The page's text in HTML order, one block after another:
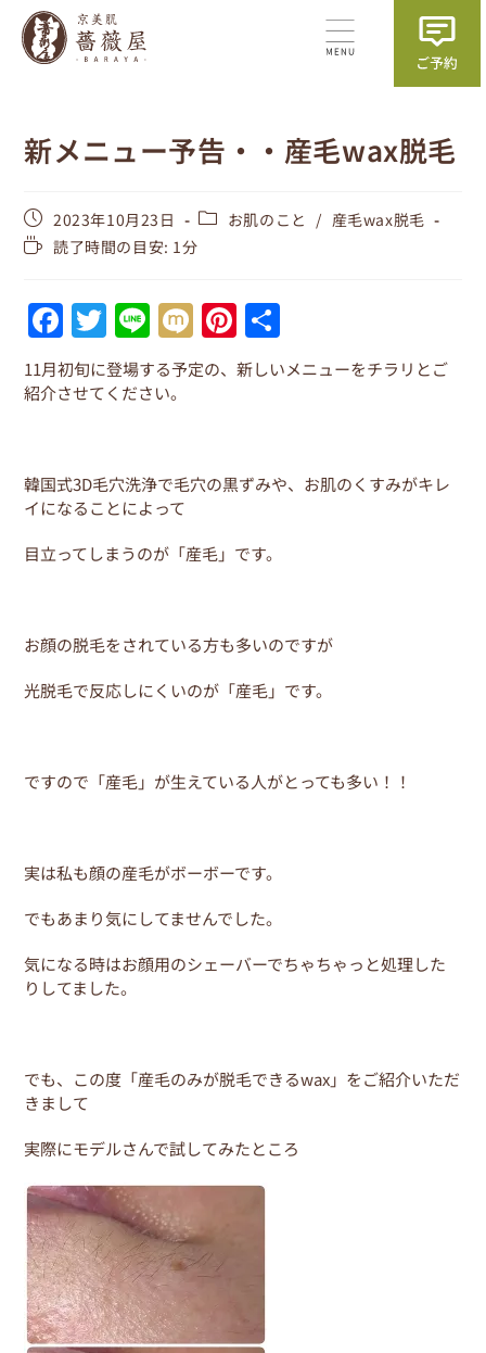
新メニュー予告・・産毛wax脱毛
2023年10月23日 お肌のこと / 産毛wax脱毛
読了時間の目安: 1分
F
a
c
o
o
k
T
w
itt
Li
n
e
M
ix
i
Pi
nt
er
有
11月初旬に登場する予定の、新しいメニューをチラリとご
紹介させてください。
韓国式3D毛穴洗浄で毛穴の黒ずみや、お肌のくすみがキレ
イになることによって
目立ってしまうのが「産毛」です。
お顔の脱毛をされている方も多いのですが
光脱毛で反応しにくいのが「産毛」です。
ですので「産毛」が生えている人がとっても多い！！
実は私も顔の産毛がボーボーです。
でもあまり気にしてませんでした。
気になる時はお顔用のシェーバーでちゃちゃっと処理した
りしてました。
でも、この度「産毛のみが脱毛できるwax」をご紹介いただ
きまして
実際にモデルさんで試してみたところ